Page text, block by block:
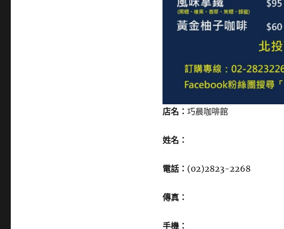
店名： 巧晨咖啡館
姓名：
電話： (02)2823-2268
傳真：
手機：